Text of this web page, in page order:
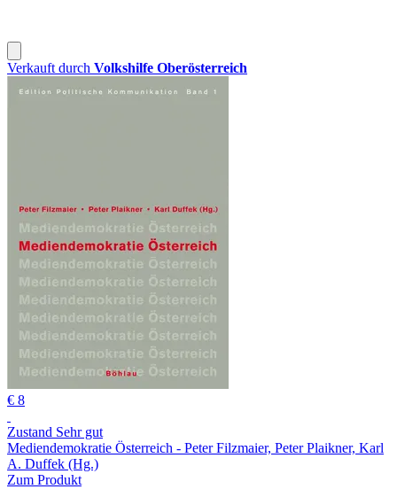
Verkauft durch Volkshilfe Oberösterreich
€ 8
Zustand Sehr gut
Mediendemokratie Österreich - Peter Filzmaier, Peter Plaikner, Karl
A. Duffek (Hg.)
Zum Produkt